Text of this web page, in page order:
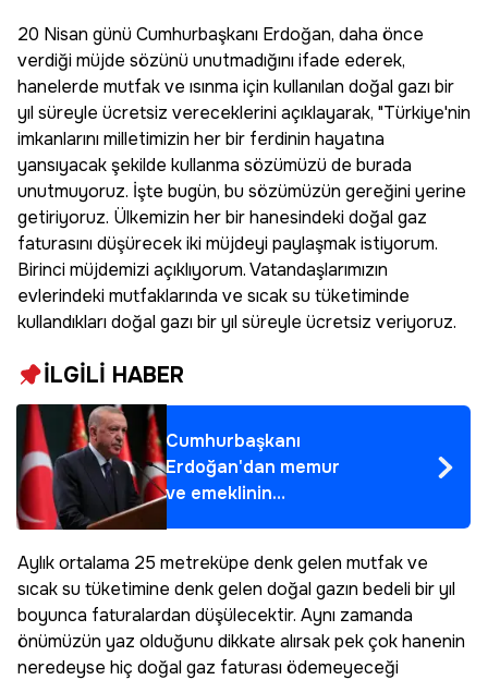
20 Nisan günü Cumhurbaşkanı Erdoğan, daha önce
verdiği müjde sözünü unutmadığını ifade ederek,
hanelerde mutfak ve ısınma için kullanılan doğal gazı bir
yıl süreyle ücretsiz vereceklerini açıklayarak, "Türkiye'nin
imkanlarını milletimizin her bir ferdinin hayatına
yansıyacak şekilde kullanma sözümüzü de burada
unutmuyoruz. İşte bugün, bu sözümüzün gereğini yerine
getiriyoruz. Ülkemizin her bir hanesindeki doğal gaz
faturasını düşürecek iki müjdeyi paylaşmak istiyorum.
Birinci müjdemizi açıklıyorum. Vatandaşlarımızın
evlerindeki mutfaklarında ve sıcak su tüketiminde
kullandıkları doğal gazı bir yıl süreyle ücretsiz veriyoruz.
İLGİLİ HABER
Cumhurbaşkanı
Erdoğan'dan memur
ve emeklinin
Aylık ortalama 25 metreküpe denk gelen mutfak ve
sıcak su tüketimine denk gelen doğal gazın bedeli bir yıl
boyunca faturalardan düşülecektir. Aynı zamanda
önümüzün yaz olduğunu dikkate alırsak pek çok hanenin
neredeyse hiç doğal gaz faturası ödemeyeceği